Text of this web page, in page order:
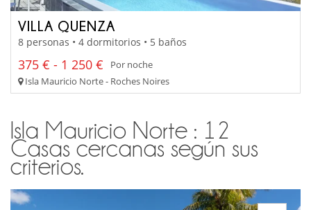
VILLA QUENZA
8 personas • 4 dormitorios • 5 baños
375 € - 1 250 €
Por noche
Isla Mauricio Norte - Roches Noires
Isla Mauricio Norte : 12
Casas cercanas según sus
criterios.